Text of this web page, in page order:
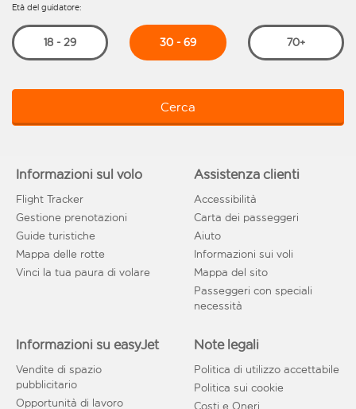
Età del guidatore:
18 - 29 30 - 69 70+
Cerca
Informazioni sul volo
Flight Tracker
Gestione prenotazioni
Guide turistiche
Mappa delle rotte
Vinci la tua paura di volare
Assistenza clienti
Accessibilità
Carta dei passeggeri
Aiuto
Informazioni sui voli
Mappa del sito
Passeggeri con speciali
necessità
Informazioni su easyJet
Vendite di spazio
pubblicitario
Opportunità di lavoro
Note legali
Politica di utilizzo accettabile
Politica sui cookie
Costi e Oneri